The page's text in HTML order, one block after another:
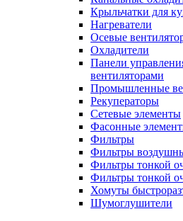
Крыльчатки для
Нагреватели
Осевые
Охладители
Панели
вентиляторами
Промышленные
Рекуператоры
Сетевые элементы
Фасонные
Фильтры
Фильтры
Фильтры тонкой
Фильтры тонкой
Хомуты
Шумоглушители